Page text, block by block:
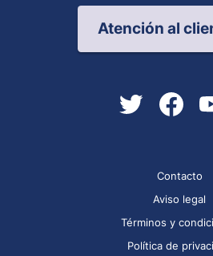
Atención al
Contacto
Aviso legal
Términos y
Política de